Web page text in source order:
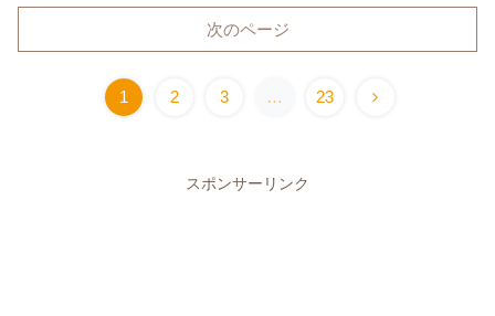
次のページ
1 2 3 … 23
スポンサーリンク